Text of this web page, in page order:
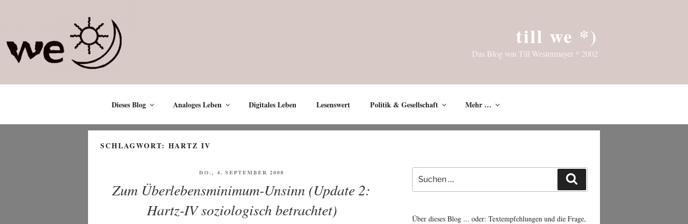
till we *)
Das Blog von Till Westermayer * 2002
Dieses Blog Analoges Leben Digitales Leben Lesenswert Politik & Gesellschaft Mehr …
SCHLAGWORT: HARTZ IV
VERÖFFENTLICHT
DO., 4. SEPTEMBER 2008
Zum Überlebensminimum-Unsinn (Update 2:
Hartz-IV soziologisch betrachtet)
Suche
nach:
Über dieses Blog ... oder: Textempfehlungen und die Frage,